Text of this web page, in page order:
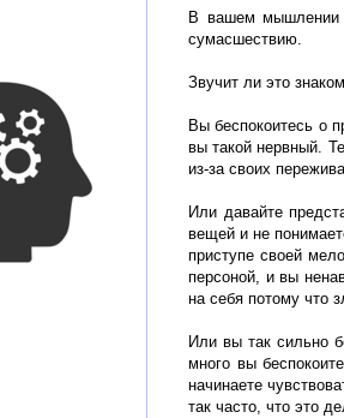
В вашем мышлении
сумасшествию.
Звучит ли это
Вы беспокоитесь о
вы такой нервный.
из-за своих
Или давайте
вещей и не
приступе своей
персоной, и вы
на себя потому что
Или вы так сильно
много вы
начинаете
так часто, что это